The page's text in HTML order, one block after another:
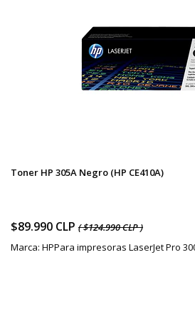
Toner HP 305A Negro (HP CE410A)
$89.990 CLP ( $124.990 CLP )
Marca: HPPara impresoras LaserJet Pro